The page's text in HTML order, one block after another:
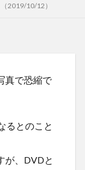
2019/10/12）
真で恐縮で
るとのこと
が、DVDと